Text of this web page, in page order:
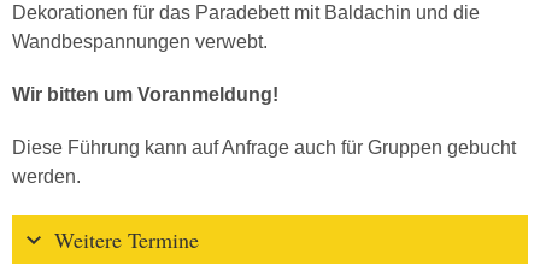
Dekorationen für das Paradebett mit Baldachin und die
Wandbespannungen verwebt.
Wir bitten um Voranmeldung!
Diese Führung kann auf Anfrage auch für Gruppen gebucht
werden.
Weitere Termine